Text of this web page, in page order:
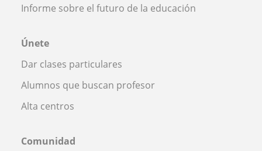
Informe sobre el futuro de la educación
Únete
Dar clases particulares
Alumnos que buscan profesor
Alta centros
Comunidad